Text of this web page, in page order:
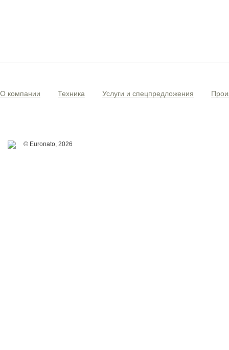
О компании Техника Услуги и спецпредложения
© Euronato, 2026